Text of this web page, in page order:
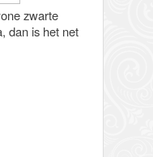
zwarte
dan is het net